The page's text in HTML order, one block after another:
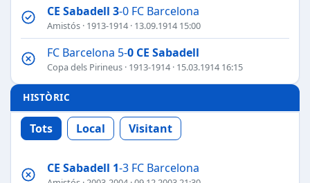
CE Sabadell 3-0 FC Barcelona
Amistós · 1913-1914 · 13.09.1914 15:00
FC Barcelona 5-0 CE Sabadell
Copa dels Pirineus · 1913-1914 · 15.03.1914 16:15
HISTÒRIC
Tots Local Visitant
CE Sabadell 1-3 FC Barcelona